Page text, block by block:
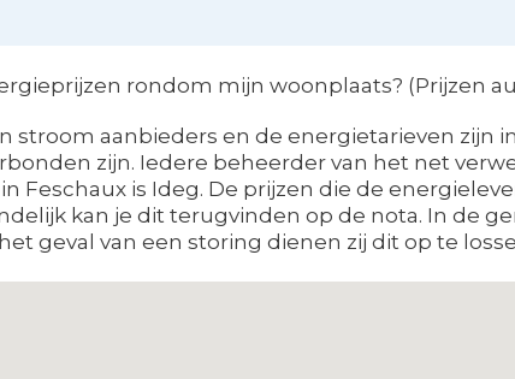
rondom mijn woonplaats? (Prijzen
stroom aanbieders en de energietarieven zijn
zijn. Iedere beheerder van het net
Feschaux is Ideg. De prijzen die de
kan je dit terugvinden op de nota. In de
geval van een storing dienen zij dit op te